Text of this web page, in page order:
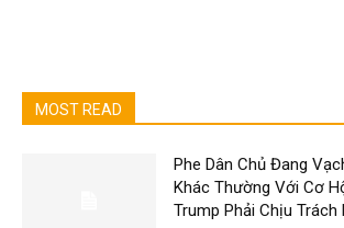
MOST READ
Phe Dân Chủ Đang
Khác Thường Với Cơ
Trump Phải Chịu Trách